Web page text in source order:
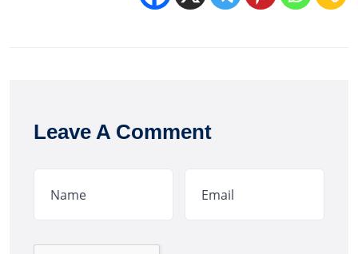
Leave A Comment